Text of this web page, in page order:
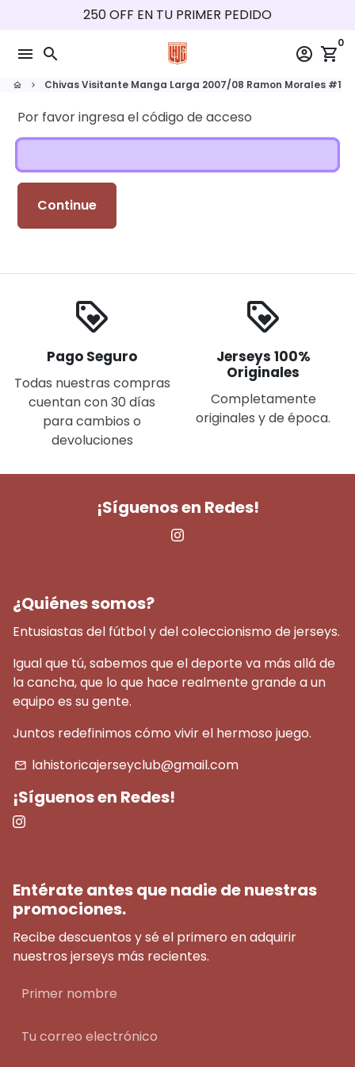
contenido
250 OFF EN TU PRIMER PEDIDO
menu search account_circle shopping_cart
0
home keyboard_arrow_right Chivas Visitante Manga Larga 2007/08 Ramon Morales #11
Por favor ingresa el código de acceso
Continue
loyalty
Pago Seguro
Todas nuestras compras
cuentan con 30 días
para cambios o
devoluciones
loyalty
Jerseys 100%
Originales
Completamente
originales y de época.
¡Síguenos en Redes!
¿Quiénes somos?
Entusiastas del fútbol y del coleccionismo de jerseys.
Igual que tú, sabemos que el deporte va más allá de
la cancha, que lo que hace realmente grande a un
equipo es su gente.
Juntos redefinimos cómo vivir el hermoso juego.
email lahistoricajerseyclub@gmail.com
¡Síguenos en Redes!
Entérate antes que nadie de nuestras
promociones.
Recibe descuentos y sé el primero en adquirir
nuestros jerseys más recientes.